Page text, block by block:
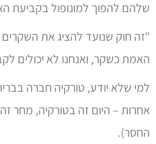
שלהם להפוך למונופול בקביעת
"זה חוק שנועד להציג את
האמת כשקר, ואנחנו לא יכולים
למי שלא יודע, טורקיה חברה
אחרות – היום זה בטורקיה, מחר
החסר).